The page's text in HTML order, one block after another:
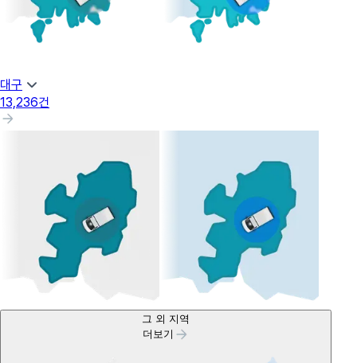
대구
13,236건
그 외 지역
더보기